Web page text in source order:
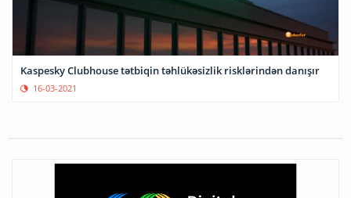
Kaspesky Clubhouse tətbiqin təhlükəsizlik risklərindən danışır
16-03-2021